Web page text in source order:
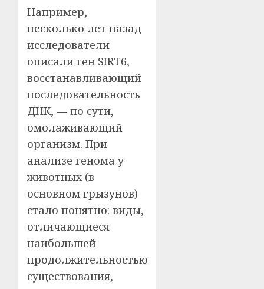
Например,
несколько лет назад
исследователи
описали ген SIRT6,
восстанавливающий
последовательность
ДНК, — по сути,
омолаживающий
организм. При
анализе генома у
животных (в
основном грызунов)
стало понятно: виды,
отличающиеся
наибольшей
продолжительностью
существования,